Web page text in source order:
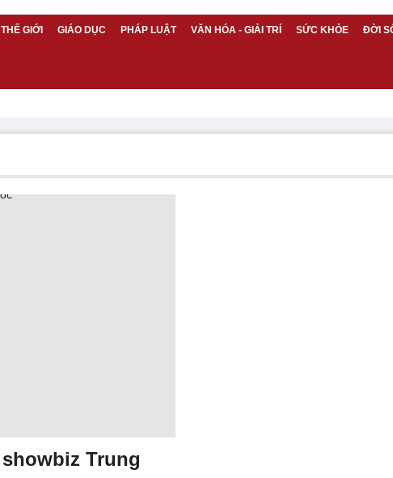
THẾ GIỚI GIÁO DỤC PHÁP LUẬT VĂN HÓA - GIẢI TRÍ SỨC KHỎE ĐỜI
Trung